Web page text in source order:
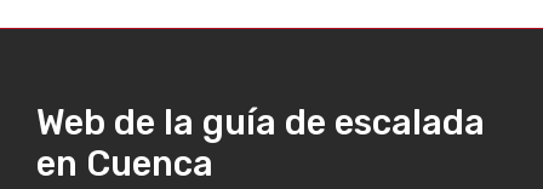
Web de la guía de escalada
en Cuenca